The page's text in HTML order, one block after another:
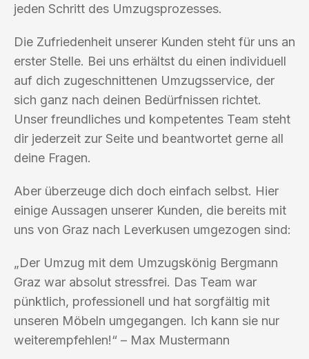
jeden Schritt des Umzugsprozesses.
Die Zufriedenheit unserer Kunden steht für uns an
erster Stelle. Bei uns erhältst du einen individuell
auf dich zugeschnittenen Umzugsservice, der
sich ganz nach deinen Bedürfnissen richtet.
Unser freundliches und kompetentes Team steht
dir jederzeit zur Seite und beantwortet gerne all
deine Fragen.
Aber überzeuge dich doch einfach selbst. Hier
einige Aussagen unserer Kunden, die bereits mit
uns von Graz nach Leverkusen umgezogen sind:
„Der Umzug mit dem Umzugskönig Bergmann
Graz war absolut stressfrei. Das Team war
pünktlich, professionell und hat sorgfältig mit
unseren Möbeln umgegangen. Ich kann sie nur
weiterempfehlen!“ – Max Mustermann